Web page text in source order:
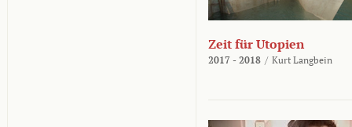
Zeit für Utopien
2017 - 2018 / Kurt Langbein